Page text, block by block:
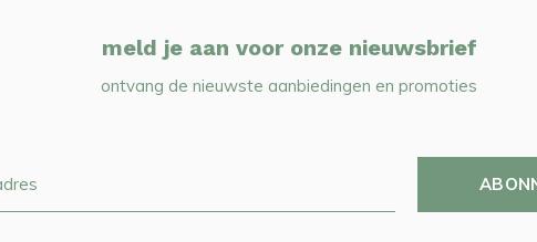
meld je aan voor onze nieuwsbrief
ontvang de nieuwste aanbiedingen en promoties